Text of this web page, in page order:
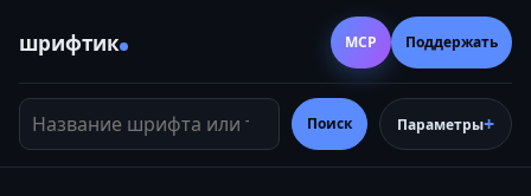
шрифтик
Название шрифта или тег
Поиск Параметры
MCP Поддержать